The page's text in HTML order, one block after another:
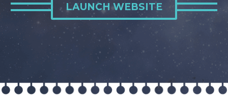
LAUNCH WEBSITE